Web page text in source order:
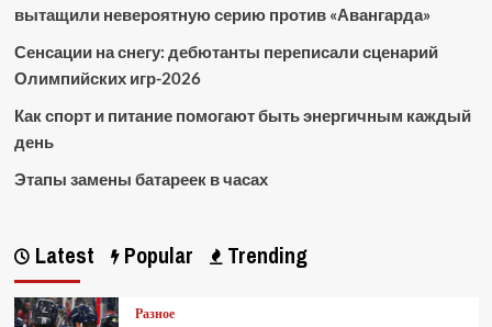
вытащили невероятную серию против «Авангарда»
Сенсации на снегу: дебютанты переписали сценарий
Олимпийских игр-2026
Как спорт и питание помогают быть энергичным каждый
день
Этапы замены батареек в часах
Latest Popular Trending
Разное